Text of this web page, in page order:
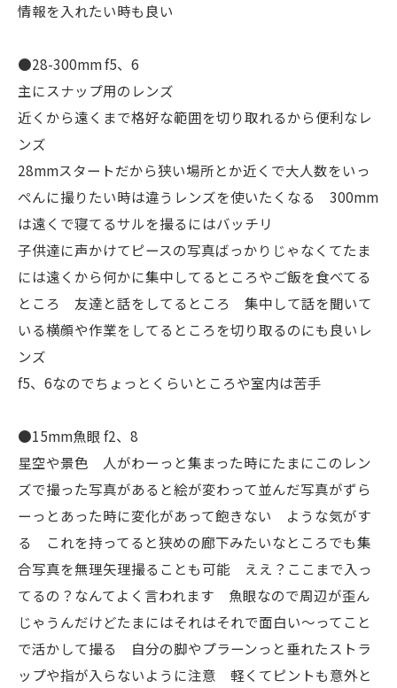
情報を入れたい時も良い
●28-300mm f5、6
主にスナップ用のレンズ
近くから遠くまで格好な範囲を切り取れるから便利なレ
ンズ
28mmスタートだから狭い場所とか近くで大人数をいっ
ぺんに撮りたい時は違うレンズを使いたくなる 300mm
は遠くで寝てるサルを撮るにはバッチリ
子供達に声かけてピースの写真ばっかりじゃなくてたま
には遠くから何かに集中してるところやご飯を食べてる
ところ 友達と話をしてるところ 集中して話を聞いて
いる横顔や作業をしてるところを切り取るのにも良いレ
ンズ
f5、6なのでちょっとくらいところや室内は苦手
●15mm魚眼 f2、8
星空や景色 人がわーっと集まった時にたまにこのレン
ズで撮った写真があると絵が変わって並んだ写真がずら
ーっとあった時に変化があって飽きない ような気がす
る これを持ってると狭めの廊下みたいなところでも集
合写真を無理矢理撮ることも可能 ええ？ここまで入っ
てるの？なんてよく言われます 魚眼なので周辺が歪ん
じゃうんだけどたまにはそれはそれで面白い〜ってこと
で活かして撮る 自分の脚やプラーンっと垂れたストラ
ップや指が入らないように注意 軽くてピントも意外と